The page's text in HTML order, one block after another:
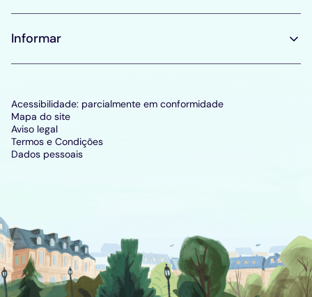
Informar
Acessibilidade: parcialmente em conformidade
Mapa do site
Aviso legal
Termos e Condições
Dados pessoais